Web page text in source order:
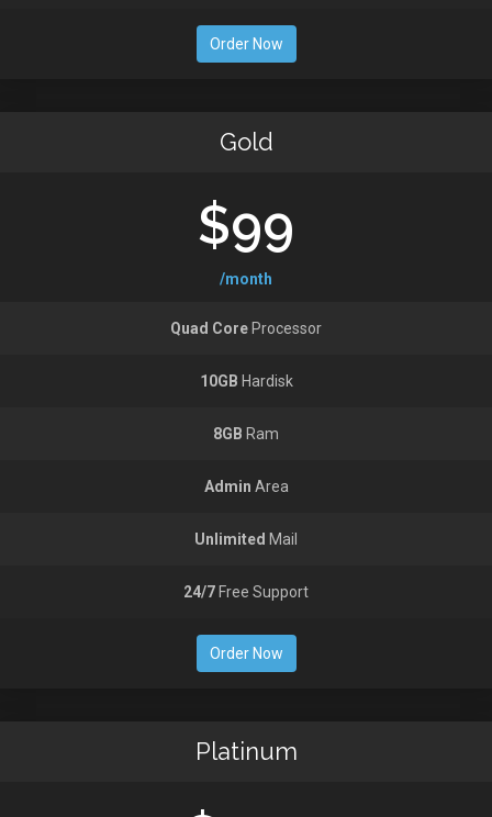
Order Now
Gold
$99
/month
Quad Core Processor
10GB Hardisk
8GB Ram
Admin Area
Unlimited Mail
24/7 Free Support
Order Now
Platinum